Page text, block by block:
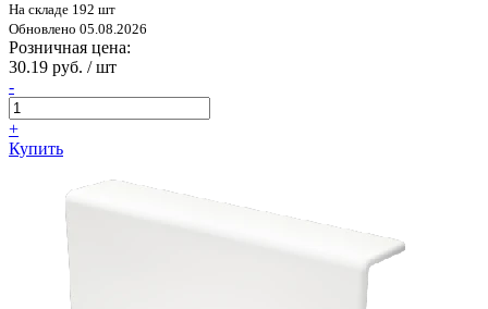
На складе 192 шт
Обновлено 05.08.2026
Розничная цена:
30.19 руб. / шт
-
+
Купить